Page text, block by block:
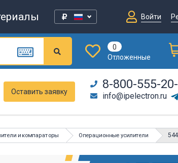
Войти
0
Отложенные
Оставить заявку
8-800-555-
info@ipelectron.ru
и компараторы Операционные усилители